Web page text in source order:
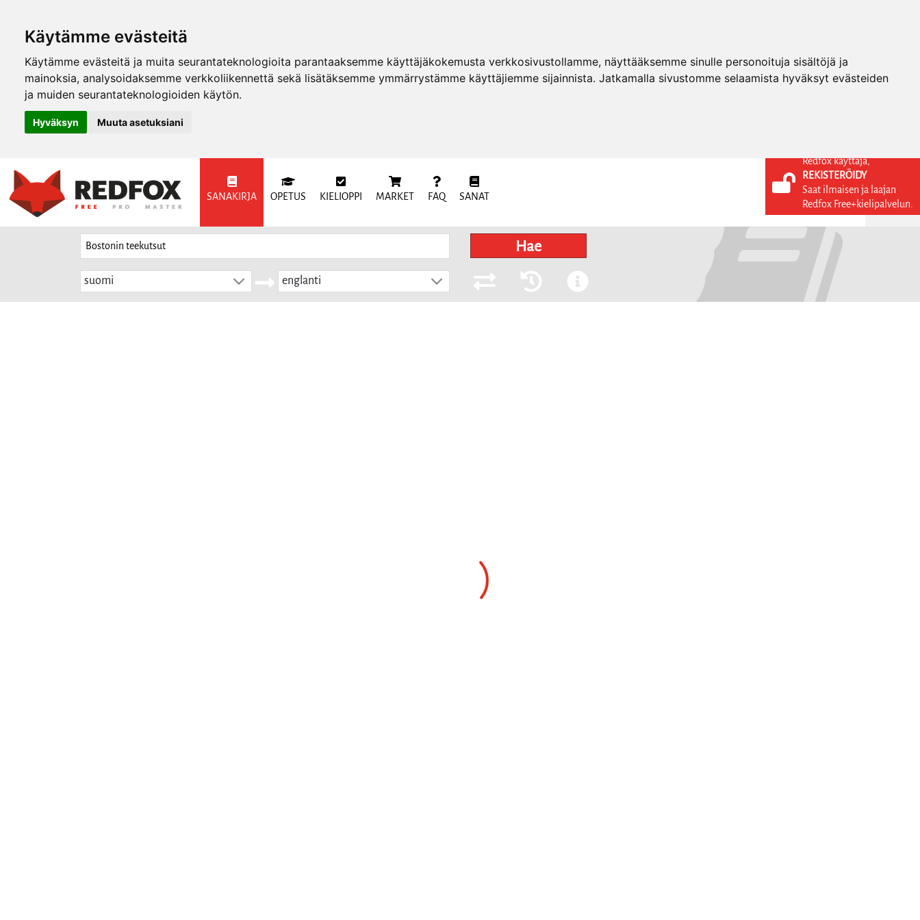
Käytämme evästeitä
Käytämme evästeitä ja muita seurantateknologioita parantaaksemme käyttäjäkokemusta verkkosivustollamme, näyttääksemme sinulle personoituja sisältöjä ja
mainoksia, analysoidaksemme verkkoliikennettä sekä lisätäksemme ymmärrystämme käyttäjiemme sijainnista. Jatkamalla sivustomme selaamista hyväksyt evästeiden
ja muiden seurantateknologioiden käytön.
Hyväksyn Muuta asetuksiani
SANAKIRJA OPETUS KIELIOPPI MARKET FAQ SANAT
KIRJAUDU SISÄÄN
REKISTERÖIDY
Hae
suomi englanti
Redfox käyttäjä,
REKISTERÖIDY
Saat ilmaisen ja laajan
Redfox Free+kielipalvelun.